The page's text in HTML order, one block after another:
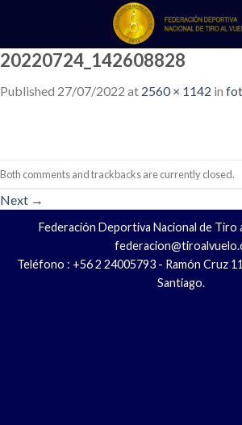
content
20220724_142608828
Published 27/07/2022 at 2560 × 1142 in
Both comments and trackbacks are currently closed.
Next →
Federación Deportiva Nacional de Tiro
Teléfono : +56 2 24005793 - Ramón Cruz
Santiago.